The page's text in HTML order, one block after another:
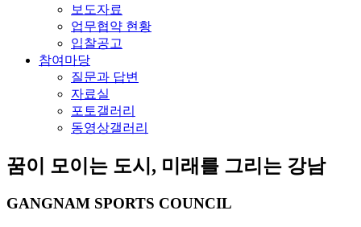
보도자료
업무협약 현황
입찰공고
참여마당
질문과 답변
자료실
포토갤러리
동영상갤러리
꿈이 모이는 도시, 미래를 그리는 강남
GANGNAM SPORTS COUNCIL